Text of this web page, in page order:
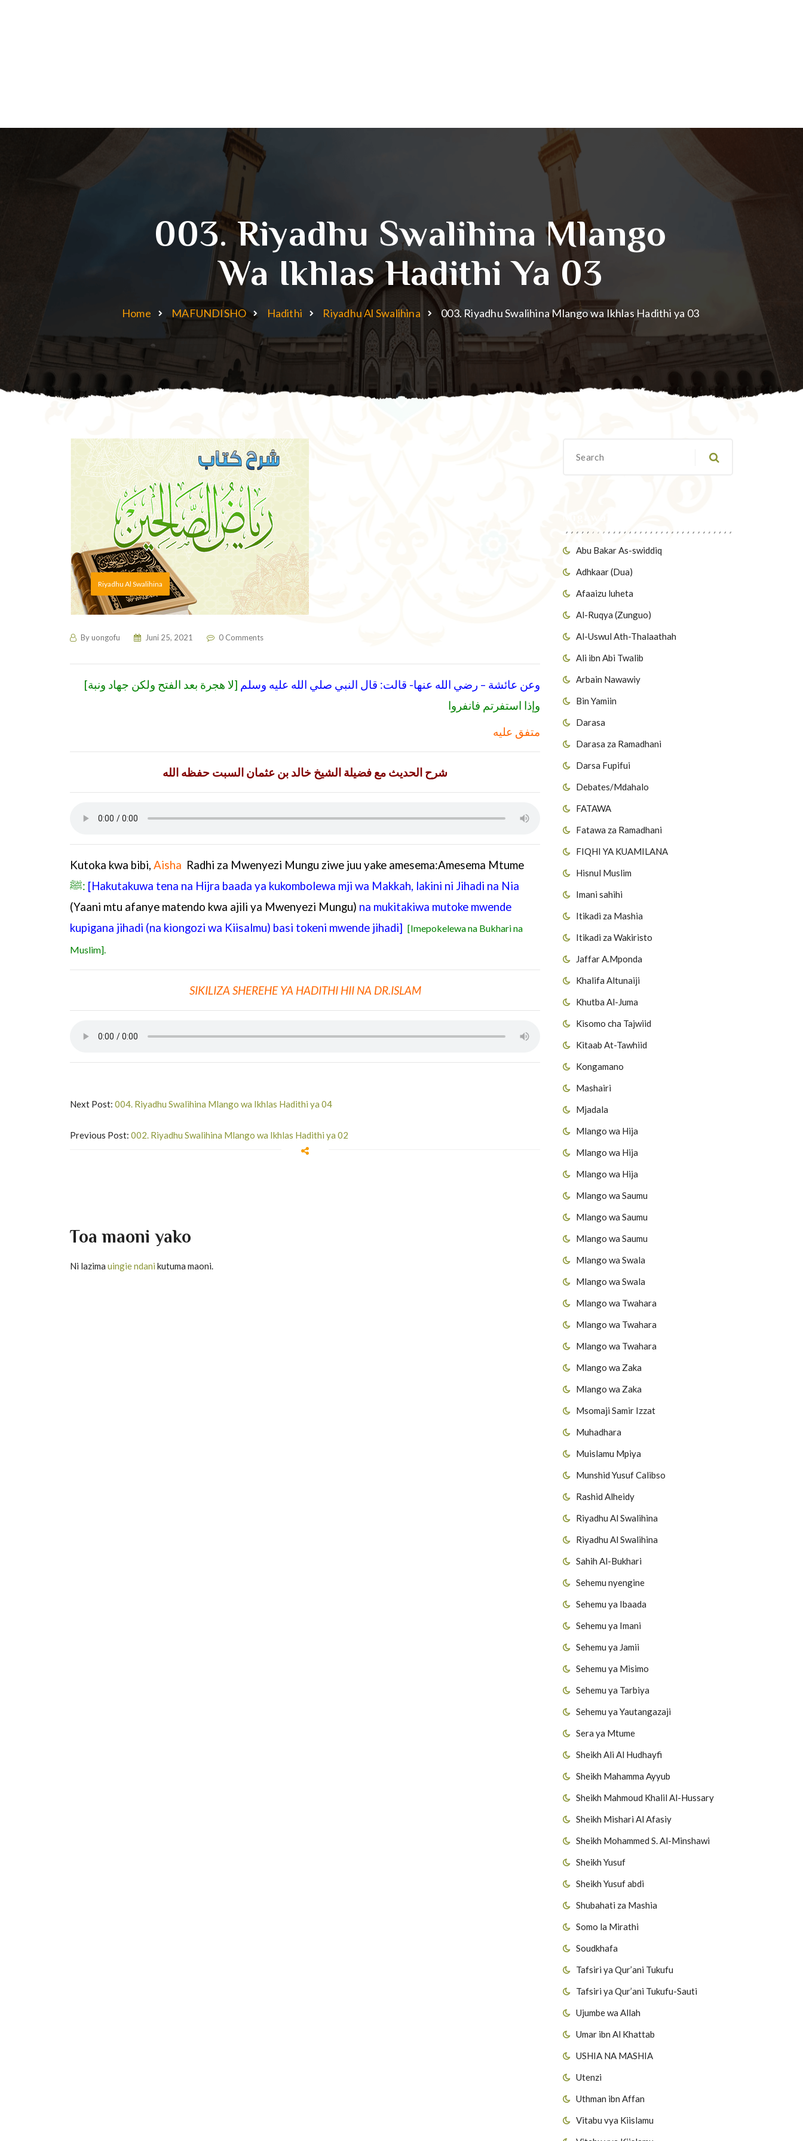
003. Riyadhu Swalihina Mlango
Wa Ikhlas Hadithi Ya 03
Home MAFUNDISHO Hadithi Riyadhu Al Swalihina 003. Riyadhu Swalihina Mlango wa Ikhlas Hadithi ya 03
Abu Bakar As-swiddiq
Adhkaar (Dua)
Afaaizu luheta
Al-Ruqya (Zunguo)
Al-Uswul Ath-Thalaathah
Ali ibn Abi Twalib
Arbain Nawawiy
Bin Yamiin
Darasa
Darasa za Ramadhani
Darsa Fupifui
Debates/Mdahalo
FATAWA
Fatawa za Ramadhani
FIQHI YA KUAMILANA
Hisnul Muslim
Imani sahihi
Itikadi za Mashia
Itikadi za Wakiristo
Jaffar A.Mponda
Khalifa Altunaiji
Khutba Al-Juma
Kisomo cha Tajwiid
Kitaab At-Tawhiid
Kongamano
Mashairi
Mjadala
Mlango wa Hija
Mlango wa Hija
Mlango wa Hija
Mlango wa Saumu
Mlango wa Saumu
Mlango wa Saumu
Mlango wa Swala
Mlango wa Swala
Mlango wa Twahara
Mlango wa Twahara
Mlango wa Twahara
Mlango wa Zaka
Mlango wa Zaka
Msomaji Samir Izzat
Muhadhara
Muislamu Mpiya
Munshid Yusuf Calibso
Rashid Alheidy
Riyadhu Al Swalihina
Riyadhu Al Swalihina
Sahih Al-Bukhari
Sehemu nyengine
Sehemu ya Ibaada
Sehemu ya Imani
Sehemu ya Jamii
Sehemu ya Misimo
Sehemu ya Tarbiya
Sehemu ya Yautangazaji
Sera ya Mtume
Sheikh Ali Al Hudhayfi
Sheikh Mahamma Ayyub
Sheikh Mahmoud Khalil Al-Hussary
Sheikh Mishari Al Afasiy
Sheikh Mohammed S. Al-Minshawi
Sheikh Yusuf
Sheikh Yusuf abdi
Shubahati za Mashia
Somo la Mirathi
Soudkhafa
Tafsiri ya Qur’ani Tukufu
Tafsiri ya Qur’ani Tukufu-Sauti
Ujumbe wa Allah
Umar ibn Al Khattab
USHIA NA MASHIA
Utenzi
Uthman ibn Affan
Vitabu vya Kiislamu
Riyadhu Al Swalihina
Byuongofu Juni 25, 2021 0 Comments
[ وعن عائشة – رضي الله عنها- قالت: قال النبي صلي الله عليه وسلم [لا هجرة بعد الفتح ولكن جهاد ونبة
وإذا استفرتم فانفروا
متفق عليه
شرح الحديث مع فضيلة الشيخ خالد بن عثمان السبت حفظه الله
Kutoka kwa bibi, Aisha Radhi za Mwenyezi Mungu ziwe juu yake amesema:Amesema Mtume
ﷺ: [Hakutakuwa tena na Hijra baada ya kukombolewa mji wa Makkah, lakini ni Jihadi na Nia
(Yaani mtu afanye matendo kwa ajili ya Mwenyezi Mungu) na mukitakiwa mutoke mwende
kupigana jihadi (na kiongozi wa Kiisalmu) basi tokeni mwende jihadi] [Imepokelewa na Bukhari na
Muslim].
SIKILIZA SHEREHE YA HADITHI HII NA DR.ISLAM
Next Post: 004. Riyadhu Swalihina Mlango wa Ikhlas Hadithi ya 04
Previous Post: 002. Riyadhu Swalihina Mlango wa Ikhlas Hadithi ya 02
Toa maoni yako
Ni lazima uingie ndani kutuma maoni.